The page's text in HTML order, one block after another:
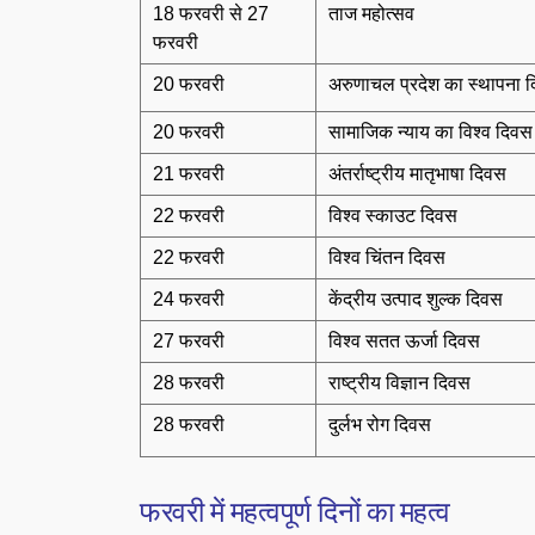
18 फरवरी से 27
फरवरी
ताज महोत्सव
20 फरवरी अरुणाचल प्रदेश का स्थापना
20 फरवरी सामाजिक न्याय का विश्व दिवस
21 फरवरी अंतर्राष्ट्रीय मातृभाषा दिवस
22 फरवरी विश्व स्काउट दिवस
22 फरवरी विश्व चिंतन दिवस
24 फरवरी केंद्रीय उत्पाद शुल्क दिवस
27 फरवरी विश्व सतत ऊर्जा दिवस
28 फरवरी राष्ट्रीय विज्ञान दिवस
28 फरवरी दुर्लभ रोग दिवस
फरवरी में महत्वपूर्ण दिनों का महत्व